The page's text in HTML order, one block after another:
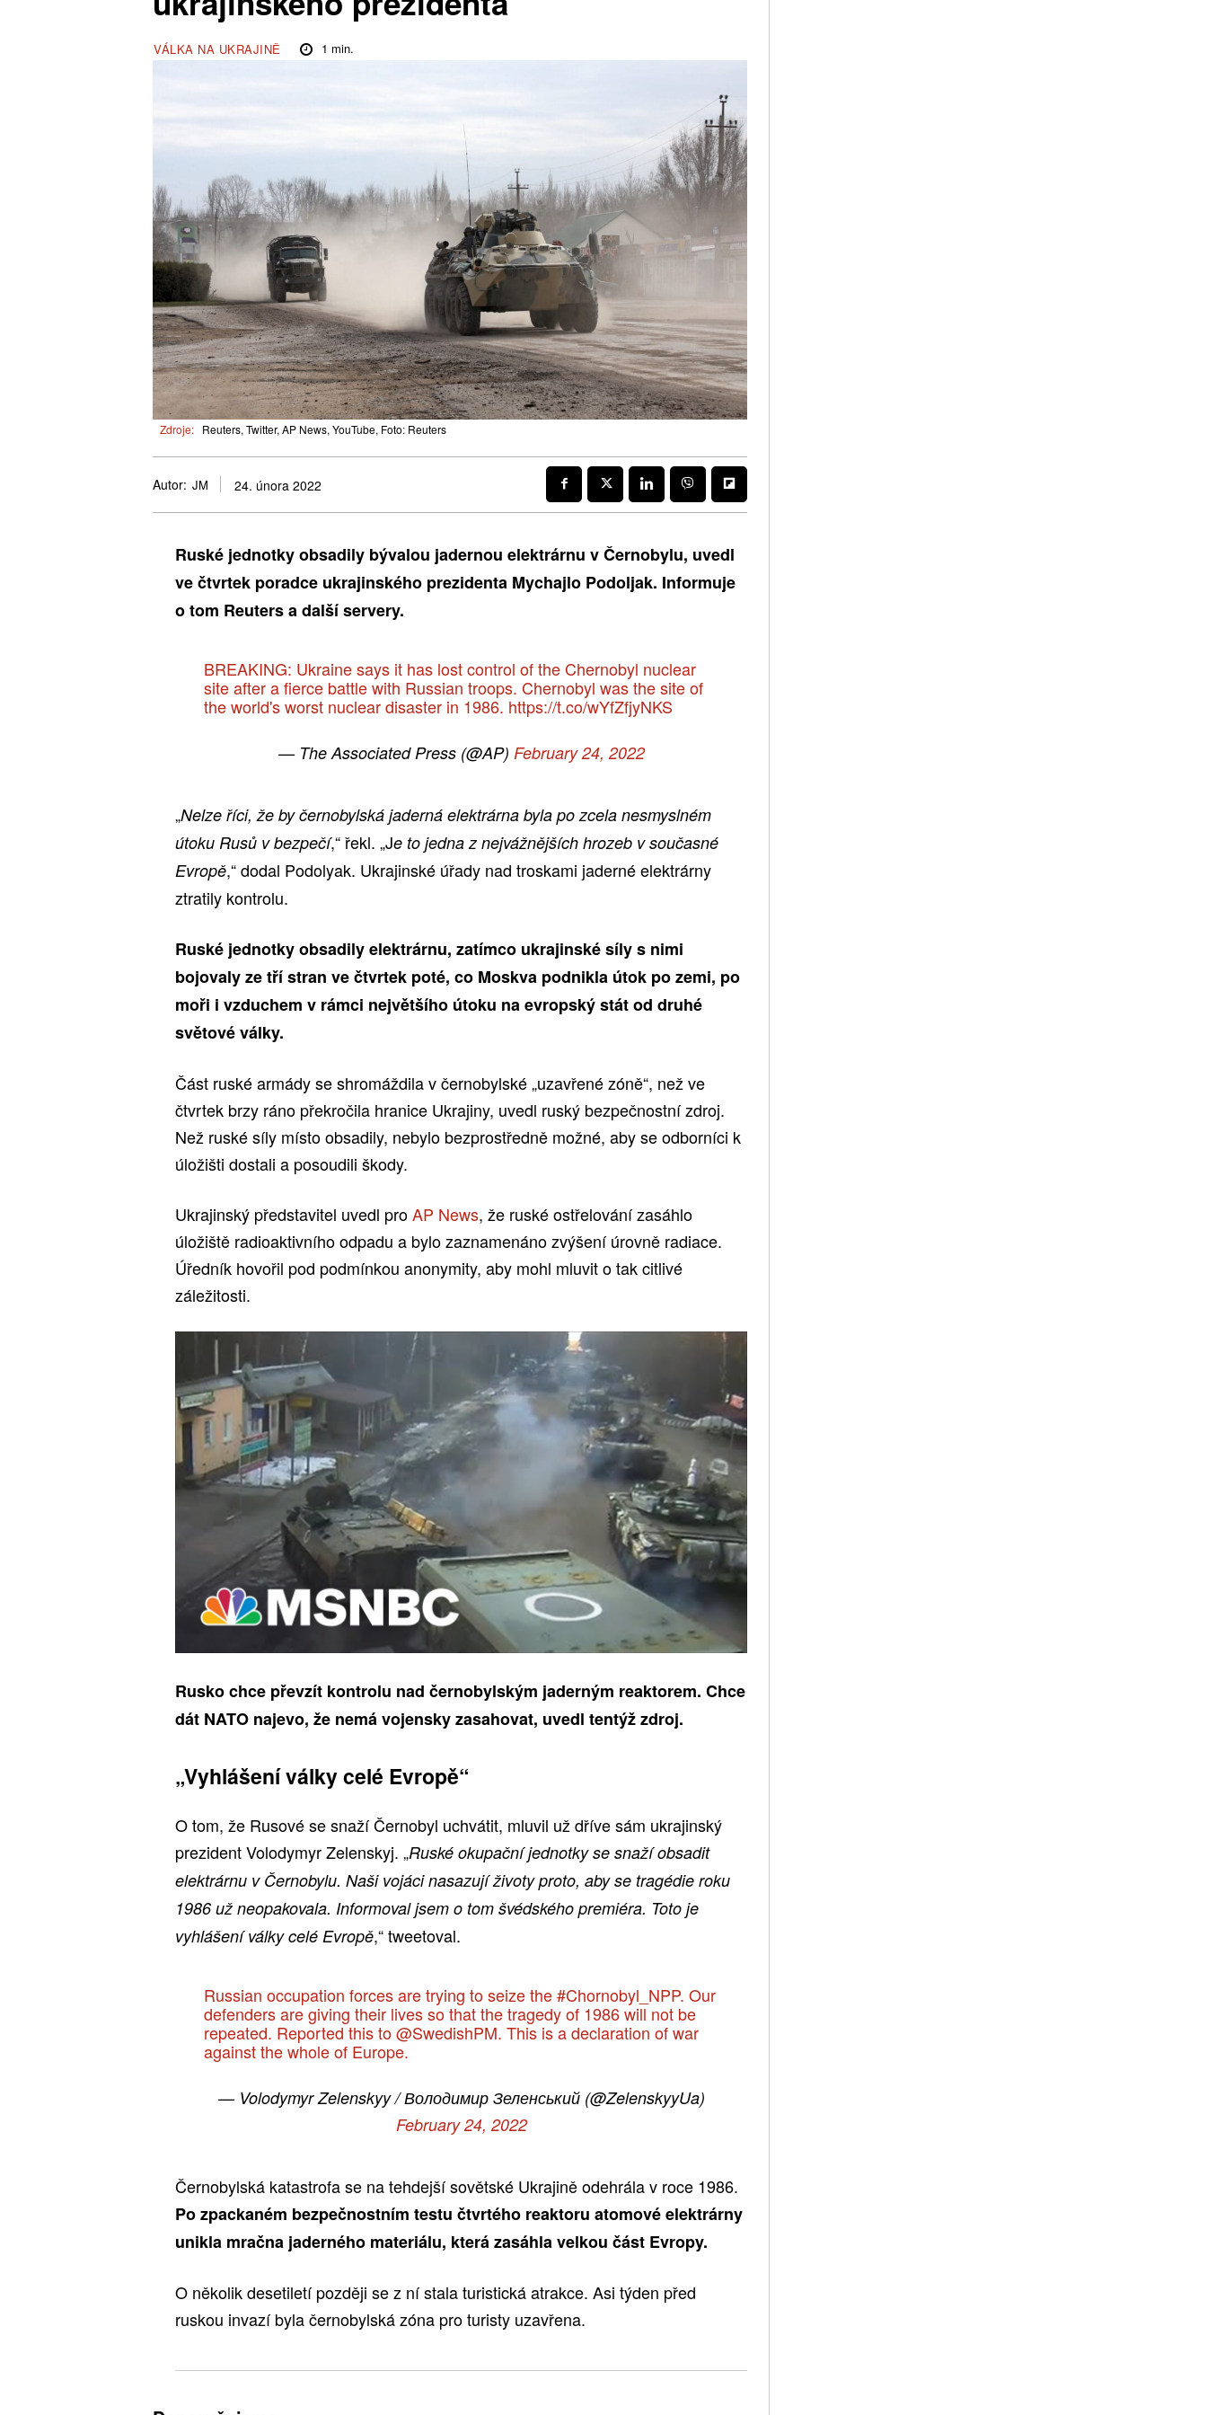
VÁLKA NA UKRAJINĚ 1 min.
Zdroje: Reuters, Twitter, AP News, YouTube, Foto: Reuters
Autor: JM 24. února 2022
Ruské jednotky obsadily bývalou jadernou elektrárnu v Černobylu, uvedl
ve čtvrtek poradce ukrajinského prezidenta Mychajlo Podoljak. Informuje
o tom Reuters a další servery.
BREAKING: Ukraine says it has lost control of the Chernobyl nuclear
site after a fierce battle with Russian troops. Chernobyl was the site of
the world's worst nuclear disaster in 1986. https://t.co/wYfZfjyNKS
— The Associated Press (@AP) February 24, 2022
„Nelze říci, že by černobylská jaderná elektrárna byla po zcela nesmyslném
útoku Rusů v bezpečí,“ řekl. „Je to jedna z nejvážnějších hrozeb v současné
Evropě,“ dodal Podolyak. Ukrajinské úřady nad troskami jaderné elektrárny
ztratily kontrolu.
Ruské jednotky obsadily elektrárnu, zatímco ukrajinské síly s nimi
bojovaly ze tří stran ve čtvrtek poté, co Moskva podnikla útok po zemi, po
moři i vzduchem v rámci největšího útoku na evropský stát od druhé
světové války.
Část ruské armády se shromáždila v černobylské „uzavřené zóně“, než ve
čtvrtek brzy ráno překročila hranice Ukrajiny, uvedl ruský bezpečnostní zdroj.
Než ruské síly místo obsadily, nebylo bezprostředně možné, aby se odborníci k
úložišti dostali a posoudili škody.
Ukrajinský představitel uvedl proAP News, že ruské ostřelování zasáhlo
úložiště radioaktivního odpadu a bylo zaznamenáno zvýšení úrovně radiace.
Úředník hovořil pod podmínkou anonymity, aby mohl mluvit o tak citlivé
záležitosti.
Rusko chce převzít kontrolu nad černobylským jaderným reaktorem. Chce
dát NATO najevo, že nemá vojensky zasahovat, uvedl tentýž zdroj.
„Vyhlášení války celé Evropě“
O tom, že Rusové se snaží Černobyl uchvátit, mluvil už dříve sám ukrajinský
prezident Volodymyr Zelenskyj. „Ruské okupační jednotky se snaží obsadit
elektrárnu v Černobylu. Naši vojáci nasazují životy proto, aby se tragédie roku
1986 už neopakovala. Informoval jsem o tom švédského premiéra. Toto je
vyhlášení války celé Evropě,“ tweetoval.
Russian occupation forces are trying to seize the#Chornobyl_NPP. Our
defenders are giving their lives so that the tragedy of 1986 will not be
repeated. Reported this to@SwedishPM. This is a declaration of war
against the whole of Europe.
— Volodymyr Zelenskyy / Володимир Зеленський (@ZelenskyyUa)
February 24, 2022
Černobylská katastrofa se na tehdejší sovětské Ukrajině odehrála v roce 1986.
Po zpackaném bezpečnostním testu čtvrtého reaktoru atomové elektrárny
unikla mračna jaderného materiálu, která zasáhla velkou část Evropy.
O několik desetiletí později se z ní stala turistická atrakce. Asi týden před
ruskou invazí byla černobylská zóna pro turisty uzavřena.